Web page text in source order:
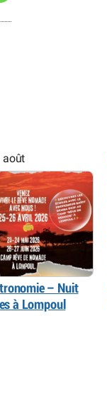
août
– Nuit
à Lompoul